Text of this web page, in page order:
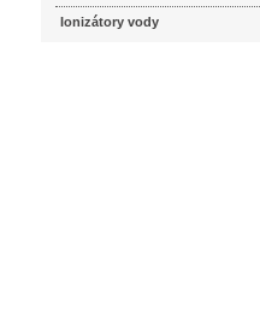
Ionizátory vody